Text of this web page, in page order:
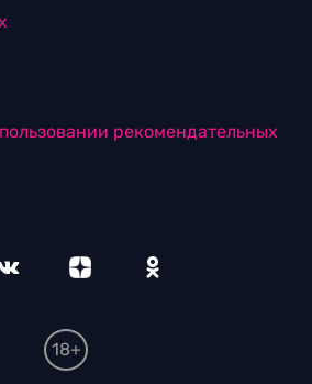
рекомендательных
18+